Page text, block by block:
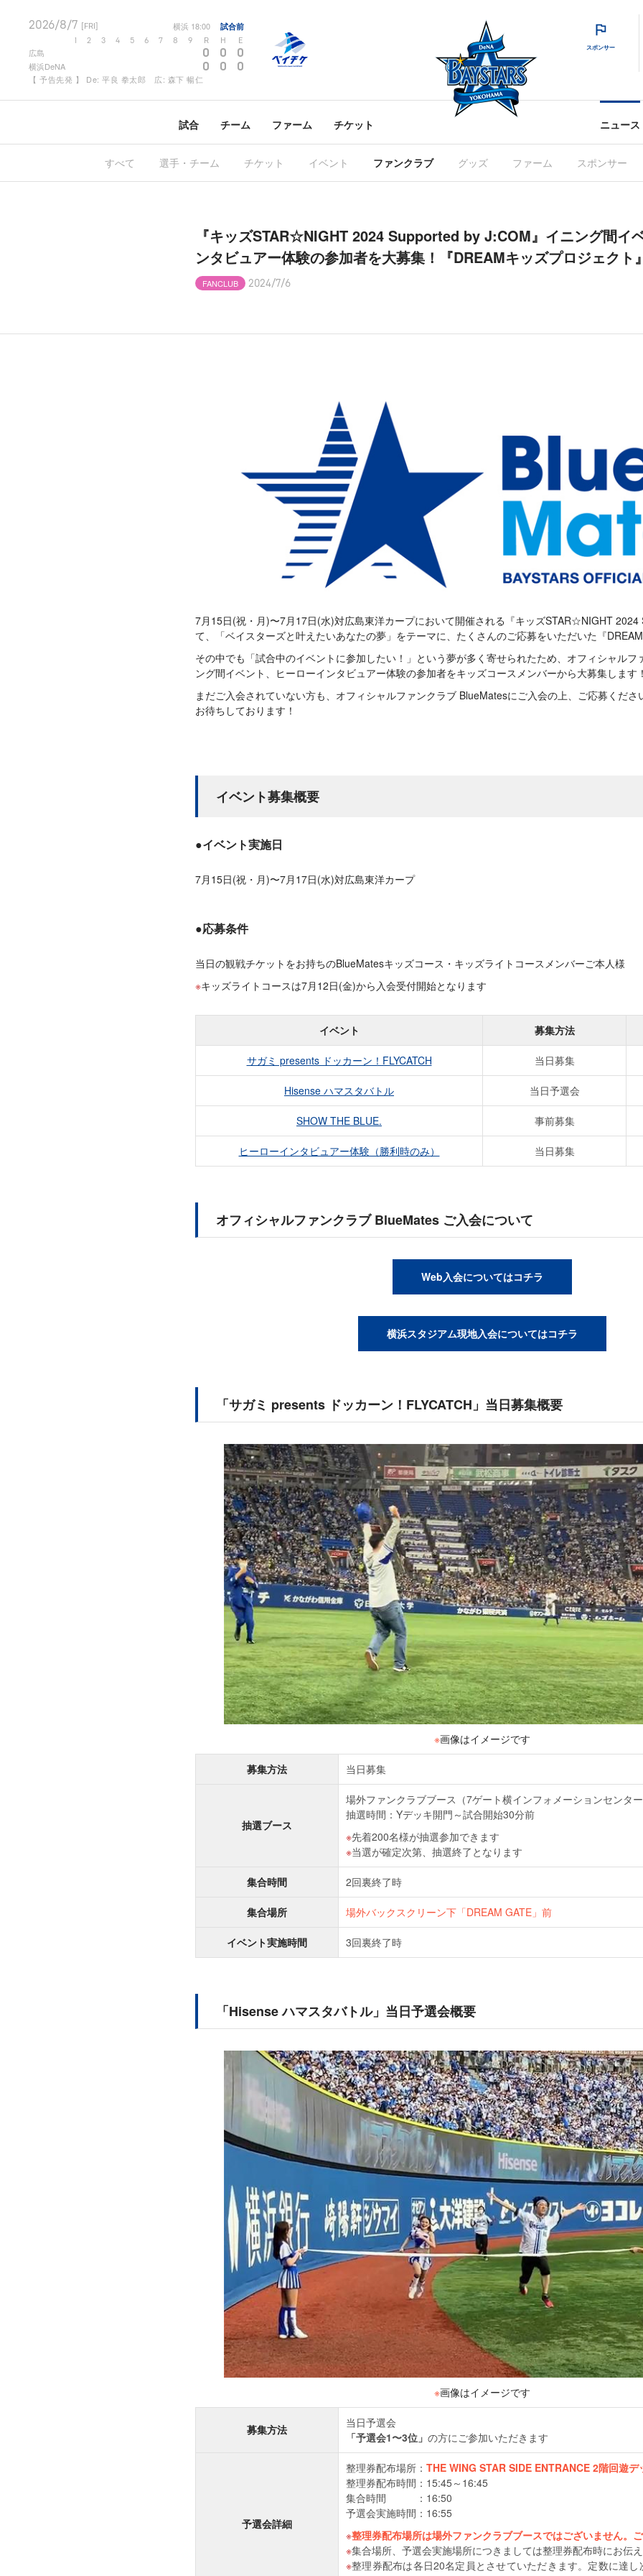
2026/8/7 [FRI] 横浜 18:00 試合前
2 3 4 5 6 7 8 9 R H E
広島 0 0 0
横浜DeNA 0 0 0
【 予告先発 】 De: 平良 拳太郎 広: 森下 暢仁
スポンサー
試合 チーム ファーム チケット ニュース
すべて 選手・チーム チケット イベント ファンクラブ グッズ ファーム スポンサー
『キッズSTAR☆NIGHT 2024 Supported by J:COM』イニング間イ
ンタビュアー体験の参加者を大募集！『DREAMキッズプロジェクト
FANCLUB 2024/7/6
7月15日(祝・月)〜7月17日(水)対広島東洋カープにおいて開催される『キッズSTAR☆NIGHT
て、「ベイスターズと叶えたいあなたの夢」をテーマに、たくさんのご応募をいただいた『
その中でも「試合中のイベントに参加したい！」という夢が多く寄せられたため、オフィシャル
ング間イベント、ヒーローインタビュアー体験の参加者をキッズコースメンバーから大募集します
まだご入会されていない方も、オフィシャルファンクラブ BlueMatesにご入会の上、ご応募くだ
お待ちしております！
イベント募集概要
●イベント実施日
7月15日(祝・月)〜7月17日(水)対広島東洋カープ
●応募条件
当日の観戦チケットをお持ちのBlueMatesキッズコース・キッズライトコースメンバーご本人様
キッズライトコースは7月12日(金)から入会受付開始となります
イベント 募集方法
サガミ presents ドッカーン！FLYCATCH 当日募集
Hisense ハマスタバトル 当日予選会
SHOW THE BLUE. 事前募集
ヒーローインタビュアー体験（勝利時のみ） 当日募集
オフィシャルファンクラブ BlueMates ご入会について
Web入会についてはコチラ
横浜スタジアム現地入会についてはコチラ
「サガミ presents ドッカーン！FLYCATCH」当日募集概要
※画像はイメージです
募集方法 当日募集
抽選ブース
場外ファンクラブブース（7ゲート横インフォメーションセンタ
抽選時間：Yデッキ開門～試合開始30分前
先着200名様が抽選参加できます
当選が確定次第、抽選終了となります
集合時間 2回裏終了時
集合場所 場外バックスクリーン下「DREAM GATE」前
イベント実施時間 3回裏終了時
「Hisense ハマスタバトル」当日予選会概要
※画像はイメージです
募集方法
当日予選会
「予選会1〜3位」 の方にご参加いただきます
予選会詳細
整理券配布場所： THE WING STAR SIDE ENTRANCE 2階回遊デ
整理券配布時間：15:45～16:45
集合時間 ：16:50
予選会実施時間：16:55
整理券配布場所は場外ファンクラブブースではございません。
集合場所、予選会実施場所につきましては整理券配布時にお伝
整理券配布は各日20名定員とさせていただきます。定数に達